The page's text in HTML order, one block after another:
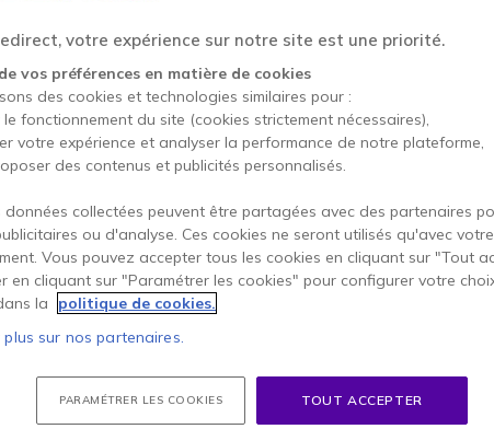
Qté
Plus de100 produitsen
38 produits en stock
Onedirect Care :
39,95 €* Prix unitaire
78,52 €
votre expérience sur notre site est une priorité.
vos préférences en matière de cookies
des cookies et technologies similaires pour :
le fonctionnement du site (cookies strictement nécessaires),
votre expérience et analyser la performance de notre plateforme,
des contenus et publicités personnalisés.
données collectées peuvent être partagées avec des partenaires
ou d'analyse. Ces cookies ne seront utilisés qu'avec votre
Vous pouvez accepter tous les cookies en cliquant sur "Tout
en cliquant sur "Paramétrer les cookies" pour configurer votre
la
politique de cookies.
plus sur nos partenaires.
PARAMÉTRER LES COOKIES TOUT ACCEPTER